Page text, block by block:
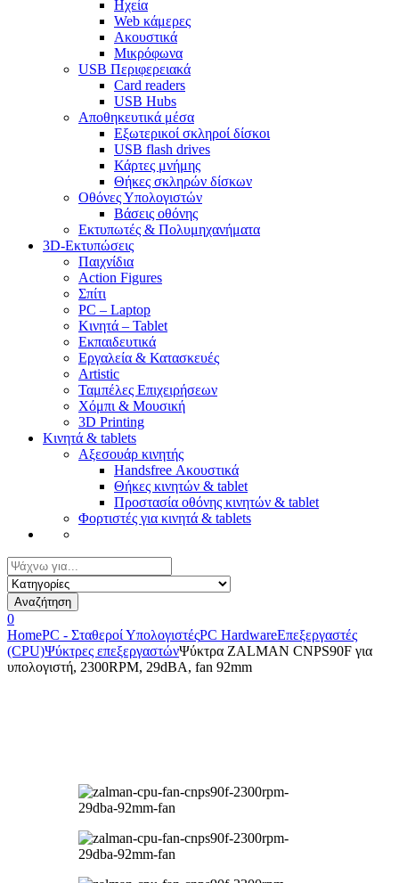
Ηχεία
Web κάμερες
Ακουστικά
Μικρόφωνα
USB Περιφερειακά
Card readers
USB Hubs
Αποθηκευτικά μέσα
Εξωτερικοί σκληροί δίσκοι
USB flash drives
Κάρτες μνήμης
Θήκες σκληρών δίσκων
Οθόνες Υπολογιστών
Βάσεις οθόνης
Εκτυπωτές & Πολυμηχανήματα
3D-Εκτυπώσεις
Παιχνίδια
Action Figures
Σπίτι
PC – Laptop
Κινητά – Tablet
Εκπαιδευτικά
Εργαλεία & Κατασκευές
Artistic
Ταμπέλες Επιχειρήσεων
Χόμπι & Μουσική
3D Printing
Κινητά & tablets
Αξεσουάρ κινητής
Handsfree Ακουστικά
Θήκες κινητών & tablet
Προστασία οθόνης κινητών & tablet
Φορτιστές για κινητά & tablets
Αναζήτηση
για:
Αναζήτηση
0
HomePC - Σταθεροί ΥπολογιστέςPC HardwareΕπεξεργαστές
(CPU)Ψύκτρες επεξεργαστώνΨύκτρα ZALMAN CNPS90F για
υπολογιστή, 2300RPM, 29dBA, fan 92mm